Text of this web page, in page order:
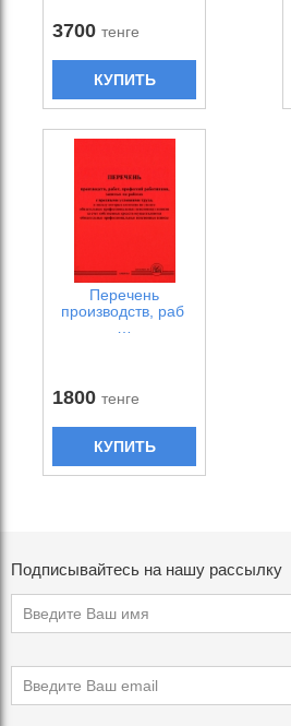
3700тенге
КУПИТЬ
Перечень
производств, раб
1800тенге
КУПИТЬ
Подписывайтесь на нашу рассылку